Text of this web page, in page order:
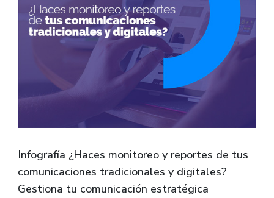
Infografía ¿Haces monitoreo y reportes de tus
comunicaciones tradicionales y digitales?
Gestiona tu comunicación estratégica